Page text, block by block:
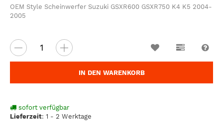
OEM Style Scheinwerfer Suzuki GSXR600 GSXR750 K4 K5 2004-
2005
IN DEN WARENKORB
sofort verfügbar
Lieferzeit: 1 - 2 Werktage
Wunschzettel